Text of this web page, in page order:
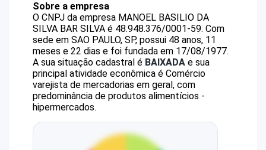
Sobre a empresa
O CNPJ da empresa MANOEL BASILIO DA
SILVA BAR SILVA é 48.948.376/0001-59. Com
sede em SAO PAULO, SP, possui 48 anos, 11
meses e 22 dias e foi fundada em 17/08/1977.
A sua situação cadastral é BAIXADA e sua
principal atividade econômica é Comércio
varejista de mercadorias em geral, com
predominância de produtos alimentícios -
hipermercados.